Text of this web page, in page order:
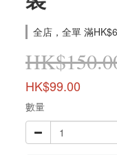
全店，全單 滿
HK$99.00
數量